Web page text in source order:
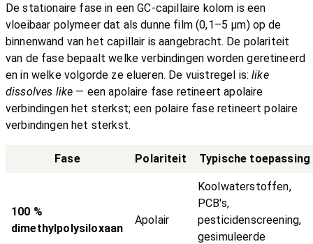
De stationaire fase in een GC-capillaire kolom is een
vloeibaar polymeer dat als dunne film (0,1–5 μm) op de
binnenwand van het capillair is aangebracht. De polariteit
van de fase bepaalt welke verbindingen worden geretineerd
en in welke volgorde ze elueren. De vuistregel is:like
dissolves like — een apolaire fase retineert apolaire
verbindingen het sterkst; een polaire fase retineert polaire
verbindingen het sterkst.
Fase Polariteit Typische toepassing
100 %
dimethylpolysiloxaan
Apolair
Koolwaterstoffen,
PCB's,
pesticidenscreening,
gesimuleerde